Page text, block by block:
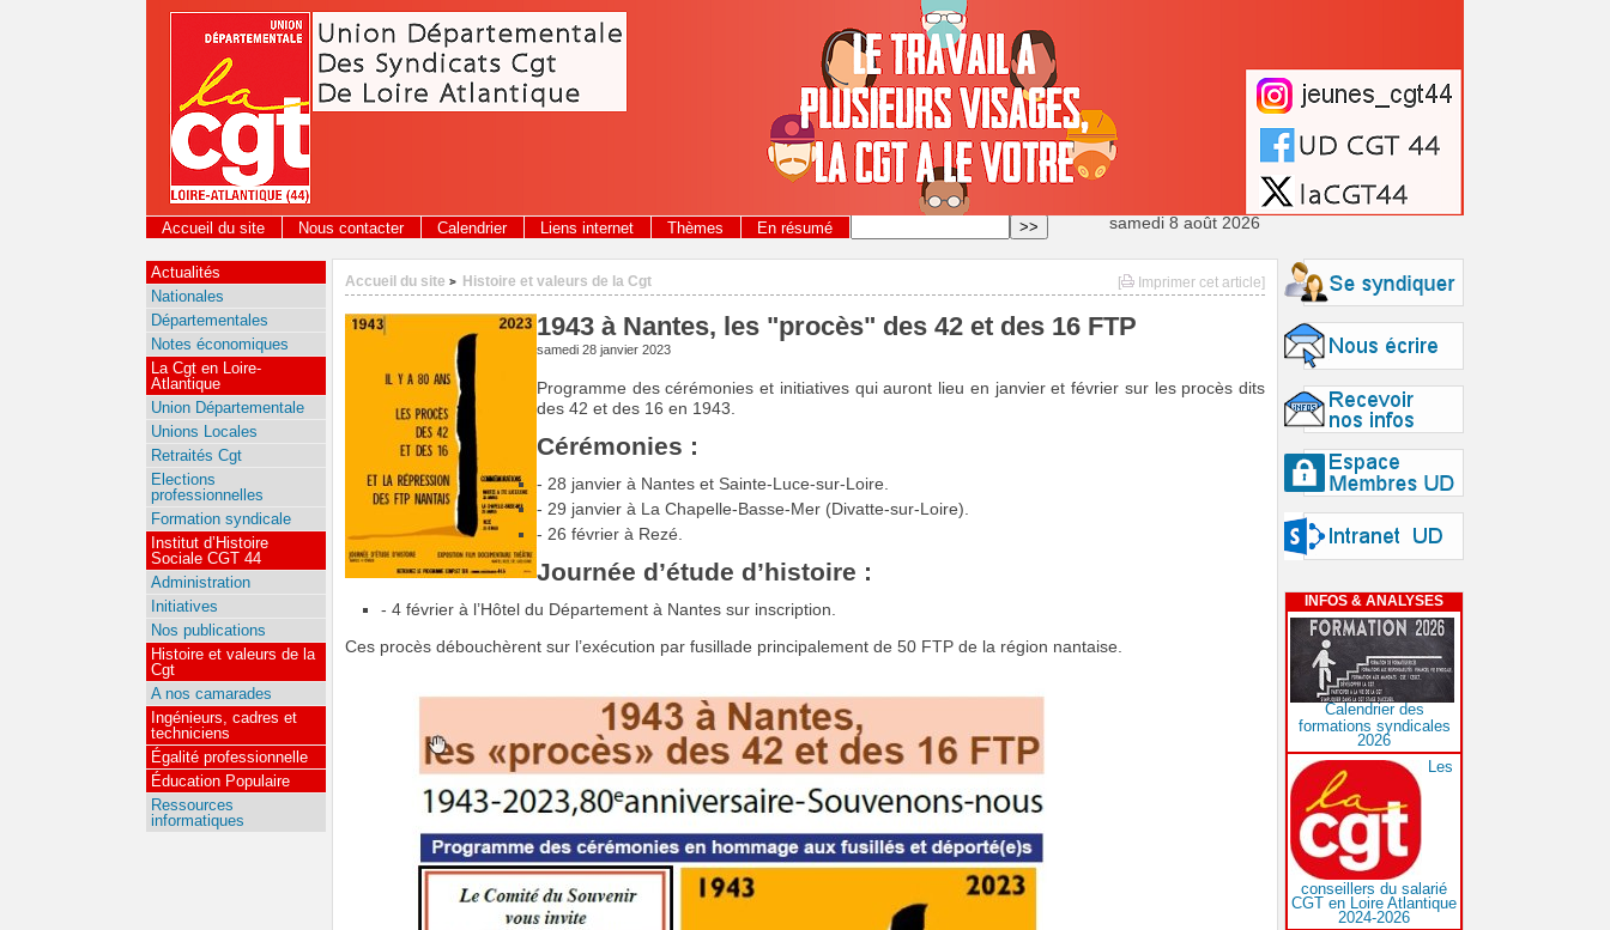
Panneau de gestion des cookies
Accueil du site Nous contacter Calendrier Liens internet Thèmes En résumé samedi 8 août 2026
[ Imprimer cet article]
Accueil du site > Histoire et valeurs de la Cgt
1943 à Nantes, les "procès" des 42 et des 16 FTP
samedi 28 janvier 2023
Programme des cérémonies et initiatives qui auront lieu en janvier et février sur les procès dits
des 42 et des 16 en 1943.
Cérémonies :
- 28 janvier à Nantes et Sainte-Luce-sur-Loire.
- 29 janvier à La Chapelle-Basse-Mer (Divatte-sur-Loire).
- 26 février à Rezé.
Journée d’étude d’histoire :
- 4 février à l’Hôtel du Département à Nantes sur inscription.
Ces procès débouchèrent sur l’exécution par fusillade principalement de 50 FTP de la région nantaise.
INFOS & ANALYSES
Calendrier des
formations syndicales
2026
Les
conseillers du salarié
CGT en Loire Atlantique
2024-2026
Actualités
Nationales
Départementales
Notes économiques
La Cgt en Loire-
Atlantique
Union Départementale
Unions Locales
Retraités Cgt
Elections
professionnelles
Formation syndicale
Institut d’Histoire
Sociale CGT 44
Administration
Initiatives
Nos publications
Histoire et valeurs de la
Cgt
A nos camarades
Ingénieurs, cadres et
techniciens
Égalité professionnelle
Éducation Populaire
Ressources
informatiques